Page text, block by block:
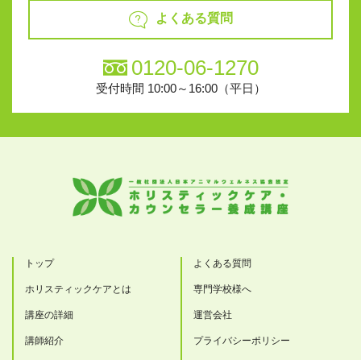
よくある質問
0120-06-1270
受付時間 10:00～16:00（平日）
トップ
ホリスティックケアとは
講座の詳細
講師紹介
よくある質問
専門学校様へ
運営会社
プライバシーポリシー